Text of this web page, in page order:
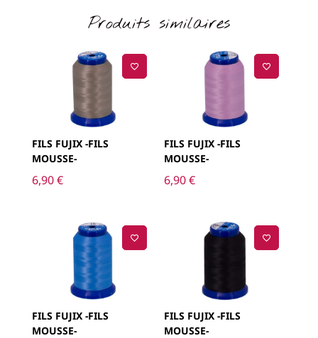
Produits similaires
FILS FUJIX -FILS
MOUSSE-
6,90€
FILS FUJIX -FILS
MOUSSE-
6,90€
FILS FUJIX -FILS
MOUSSE-
FILS FUJIX -FILS
MOUSSE-